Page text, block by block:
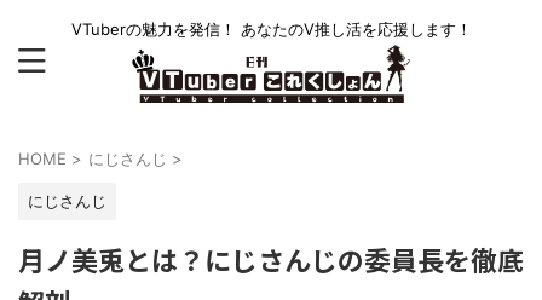
VTuberの魅力を発信！ あなたのV推し活を応援します！
HOME > にじさんじ >
にじさんじ
月ノ美兎とは？にじさんじの委員長を徹底